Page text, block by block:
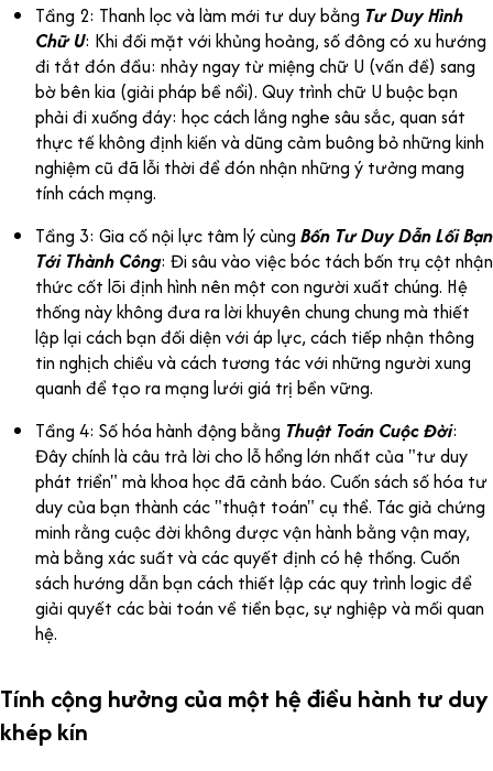
Tầng 2: Thanh lọc và làm mới tư duy bằng Tư Duy Hình
Chữ U: Khi đối mặt với khủng hoảng, số đông có xu hướng
đi tắt đón đầu: nhảy ngay từ miệng chữ U (vấn đề) sang
bờ bên kia (giải pháp bề nổi). Quy trình chữ U buộc bạn
phải đi xuống đáy: học cách lắng nghe sâu sắc, quan sát
thực tế không định kiến và dũng cảm buông bỏ những kinh
nghiệm cũ đã lỗi thời để đón nhận những ý tưởng mang
tính cách mạng.
Tầng 3: Gia cố nội lực tâm lý cùng Bốn Tư Duy Dẫn Lối Bạn
Tới Thành Công: Đi sâu vào việc bóc tách bốn trụ cột nhận
thức cốt lõi định hình nên một con người xuất chúng. Hệ
thống này không đưa ra lời khuyên chung chung mà thiết
lập lại cách bạn đối diện với áp lực, cách tiếp nhận thông
tin nghịch chiều và cách tương tác với những người xung
quanh để tạo ra mạng lưới giá trị bền vững.
Tầng 4: Số hóa hành động bằng Thuật Toán Cuộc Đời:
Đây chính là câu trả lời cho lỗ hổng lớn nhất của "tư duy
phát triển" mà khoa học đã cảnh báo. Cuốn sách số hóa tư
duy của bạn thành các "thuật toán" cụ thể. Tác giả chứng
minh rằng cuộc đời không được vận hành bằng vận may,
mà bằng xác suất và các quyết định có hệ thống. Cuốn
sách hướng dẫn bạn cách thiết lập các quy trình logic để
giải quyết các bài toán về tiền bạc, sự nghiệp và mối quan
hệ.
Tính cộng hưởng của một hệ điều hành tư duy
khép kín